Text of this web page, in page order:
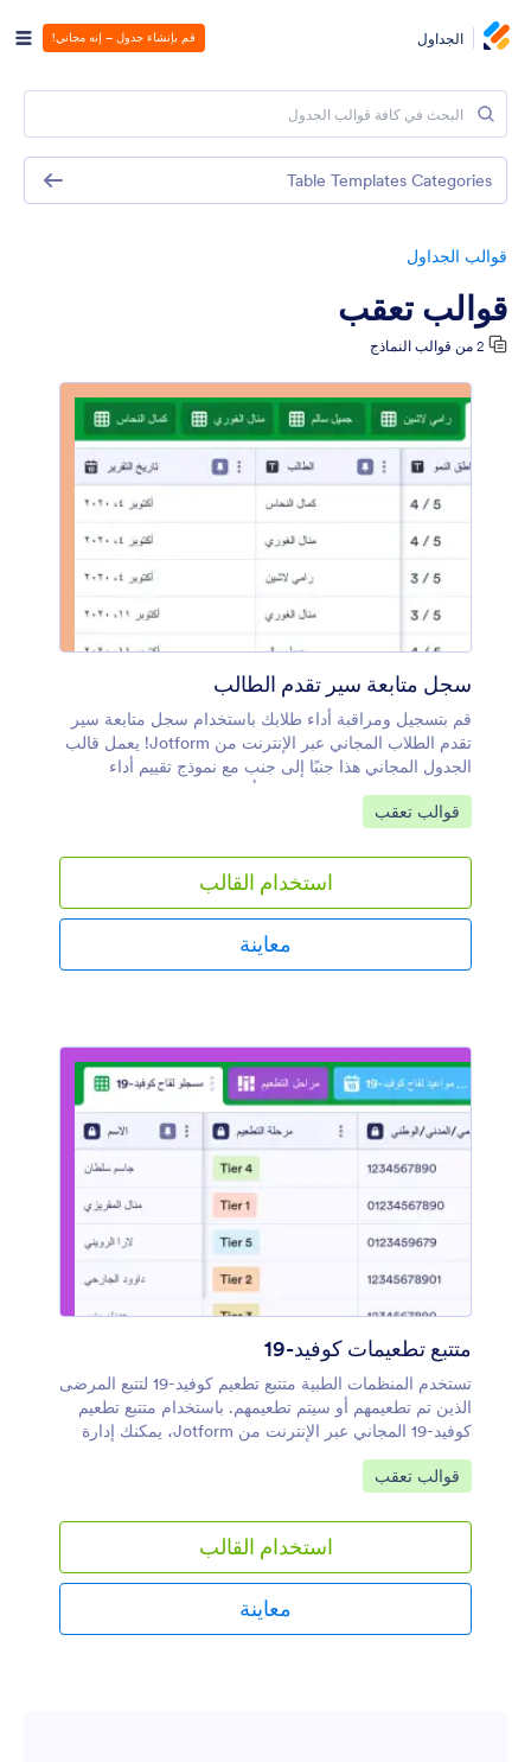
الجداول قم بإنشاء جدول – إنه مجاني!
قوالب الجداول
قوالب تعقب
2 من قوالب النماذج
سجل متابعة سير تقدم الطالب
قم بتسجيل ومراقبة أداء طلابك باستخدام سجل متابعة سير
تقدم الطلاب المجاني عبر الإنترنت من Jotform! يعمل قالب
الجدول المجاني هذا جنبًا إلى جنب مع نموذج تقييم أداء
الطالب، والذي يمكنك ملؤه من أي جهاز لتعبئة الجدول تلقائيًا
ببيانات المُدخلة. يمكنك أيضًا استيراد ملفات خارجية إلى
واحد يسهل الوصول إليه. إن سجل متابعة سير تقدم الطالب
هذه مقسم إلى علامات تبويب مختلفة لكل طالب من طلابك
على حدة، ولكن لا تتردد في تخصيص القالب ليعمل بشكل
أفضل بالنسبة لك. يمكنك إضافة صفوف وأعمدة، وإنشاء
علامات تبويب للطلاب الجدد، وإعداد عوامل تصفية و معادلات
بالطريقة التي تريدها بالضبط. لن تكون إدارة بيانات الطلاب
عبر الإنترنت معقدة بفضل استخدام سجل متابعة سير تقدم
الطلاب المخصص عبر الإنترنت لفصلك الدراسي!
انتقل إلى الفئة:
قوالب تعقب
استخدام القالب
معاينة
متتبع تطعيمات كوفيد-19
تستخدم المنظمات الطبية متتبع تطعيم كوفيد-19 لتتبع المرضى
الذين تم تطعيمهم أو سيتم تطعيمهم. باستخدام متتبع تطعيم
كوفيد-19 المجاني عبر الإنترنت من Jotform، يمكنك إدارة
عمليات تسجيل لقاح فيروس كورونا في جدول احترافي عبر
الإنترنت - واختيار عرض معلوماتك في جدول بيانات أو تقويم
نموذج تسجيل لقاح كوفيد-19 المرفق وشاهد المعلومات تظهر
في الجدول تلقائيًا، وستكون جاهزة للعرض أو التحرير أو
المشاركة مع زملاء العمل. تختلف عملية التطعيم لكل
ممارسة، لذا بكل حرية يمكنك تخصيص قالب الجدول الخاص
بك عن طريق إعادة ترتيب التنسيق وإضافة أعمدة جديدة
انتقل إلى الفئة:
قوالب تعقب
استخدام القالب
معاينة
Table Templates Categories